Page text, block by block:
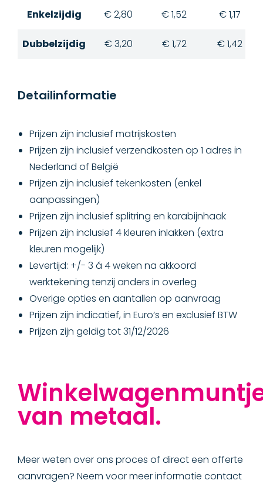
Enkelzijdig € 2,80 € 1,52 € 1,17
Dubbelzijdig € 3,20 € 1,72 € 1,42
Detailinformatie
Prijzen zijn inclusief matrijskosten
Prijzen zijn inclusief verzendkosten op 1 adres in
Nederland of België
Prijzen zijn inclusief tekenkosten (enkel
aanpassingen)
Prijzen zijn inclusief splitring en karabijnhaak
Prijzen zijn inclusief 4 kleuren inlakken (extra
kleuren mogelijk)
Levertijd: +/- 3 á 4 weken na akkoord
werktekening tenzij anders in overleg
Overige opties en aantallen op aanvraag
Prijzen zijn indicatief, in Euro’s en exclusief BTW
Prijzen zijn geldig tot 31/12/2026
van metaal.
Meer weten over ons proces of direct een offerte
aanvragen? Neem voor meer informatie contact